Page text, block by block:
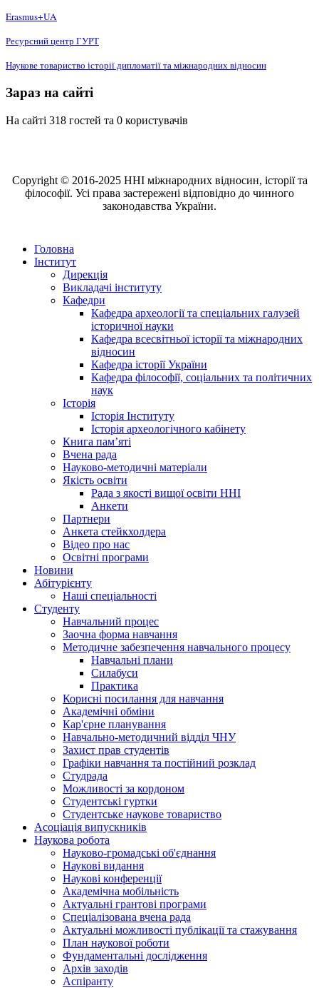
Erasmus+UA
Ресурсний центр ГУРТ
Наукове товариство історії дипломатії та міжнародних відносин
Зараз на сайті
На сайті 318 гостей та 0 користувачів
Copyright © 2016-2025 ННІ міжнародних відносин, історії та
філософії. Усі права застережені відповідно до чинного
законодавства України.
Головна
Інститут
Дирекція
Викладачі інституту
Кафедри
Кафедра археології та спеціальних галузей
історичної науки
Кафедра всесвітньої історії та міжнародних
відносин
Кафедра історії України
Кафедра філософії, соціальних та політичних
наук
Історія
Історія Інституту
Історія археологічного кабінету
Книга памʼяті
Вчена рада
Науково-методичні матеріали
Якість освіти
Рада з якості вищої освіти ННІ
Анкети
Партнери
Анкета стейкхолдера
Відео про нас
Освітні програми
Hовини
Абітурієнту
Наші спеціальності
Студенту
Навчальний процес
Заочна форма навчання
Методичне забезпечення навчального процесу
Навчальні плани
Силабуси
Практика
Корисні посилання для навчання
Академічні обміни
Кар'єрне планування
Навчально-методичний відділ ЧНУ
Захист прав студентів
Графіки навчання та постійний розклад
Студрада
Можливості за кордоном
Студентські гуртки
Студентське наукове товариство
Асоціація випускників
Наукова робота
Науково-громадські об'єднання
Наукові видання
Наукові конференції
Академічна мобільність
Актуальні грантові програми
Спеціалізована вчена рада
Актуальні можливості публікації та стажування
План наукової роботи
Фундаментальні дослідження
Архів заходів
Аспіранту